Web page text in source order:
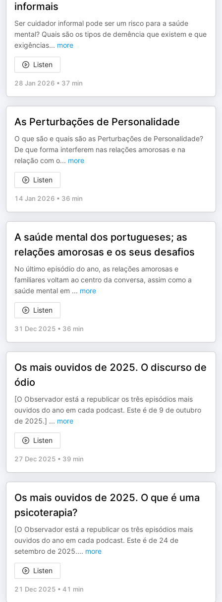
informais
Ser cuidador informal pode ser um risco para a saúde
mental? Quais são os tipos de demência que existem e que
exigências... more
Listen
28 Jan 2026 • 37 min
As Perturbações de Personalidade
O que são e quais são as Perturbações de Personalidade?
De que forma interferem nas relações amorosas e na
relação com o... more
Listen
14 Jan 2026 • 36 min
A saúde mental dos portugueses; as
relações amorosas e os seus desafios
No último episódio do ano, as relações amorosas e
familiares voltam ao centro da conversa, assim como a
saúde mental em ... more
Listen
31 Dec 2025 • 36 min
Os mais ouvidos de 2025. O discurso de
ódio
[O Observador está a republicar os três episódios mais
ouvidos do ano em cada podcast. Este é de 9 de outubro
de 2025.] ... more
Listen
27 Dec 2025 • 39 min
Os mais ouvidos de 2025. O que é uma
psicoterapia?
[O Observador está a republicar os três episódios mais
ouvidos do ano em cada podcast. Este é de 24 de
setembro de 2025.... more
Listen
21 Dec 2025 • 41 min